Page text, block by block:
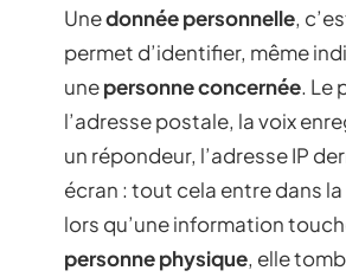
Unedonnée personnelle,
permet d’identifier, même
unepersonne concernée. Le
l’adresse postale, la voix
un répondeur, l’adresse IP
écran : tout cela entre dans
lors qu’une information
personne physique, elle